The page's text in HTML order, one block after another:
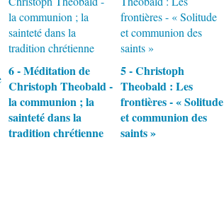
6 - Méditation de
Christoph Theobald -
la communion ; la
sainteté dans la
tradition chrétienne
5 - Christoph
Theobald : Les
frontières - « Solitude
et communion des
saints »